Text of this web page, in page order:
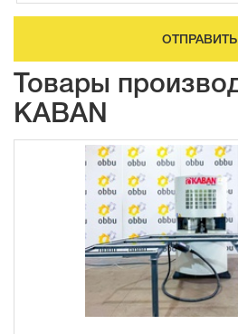
ОТПРАВИТЬ
Товары
KABAN